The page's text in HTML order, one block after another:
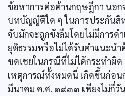
ข้อหาการต่อต้านกฤษฎีกา นอก
บทบัญญัติใด ๆ ในการประกันสิ
จับมักจะถูกขังลืมโดยไม่มีการด
ยุติธรรมหรือไม่ได้รับคำแนะน
ชดเชยในกรณีที่ไม่ได้กระทำผิด
เหตุการณ์ทั้งหมดนี่ เกิดขึ้นก่อน
มีนาคม ค.ศ. ๑๙๓๓ เพียงไม่กี่วั